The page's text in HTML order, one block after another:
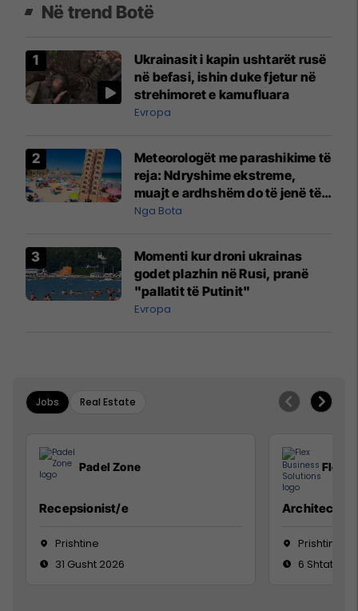
Në trend Botë
Ukrainasit i kapin ushtarët rusë
në befasi, ishin duke fjetur në
strehimoret e kamufluara
Evropa
Meteorologët me parashikime të
reja: Ndryshime ekstreme,
muajt e ardhshëm do të jenë të
pazakontë
Nga Bota
Momenti kur droni ukrainas
godet plazhin në Rusi, pranë
"pallatit të Putinit"
Evropa
Jobs Real Estate
Padel Zone
Recepsionist/e
Prishtine
31 Gusht 2026
Flex
Architect
Prishtinë
6 Shtator